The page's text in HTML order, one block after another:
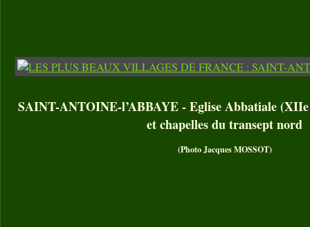
SAINT-ANTOINE-l’ABBAYE - Eglise Abbatiale (XIIe
et chapelles du transept nord
(Photo Jacques MOSSOT)